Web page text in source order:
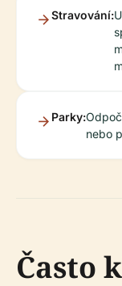
Stravování:
Parky:
nebo
Často